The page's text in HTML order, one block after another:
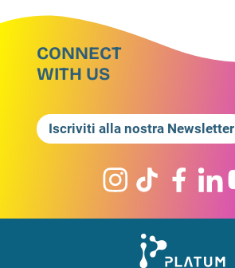
CONNECT
WITH US
Iscriviti alla nostra Newsletter